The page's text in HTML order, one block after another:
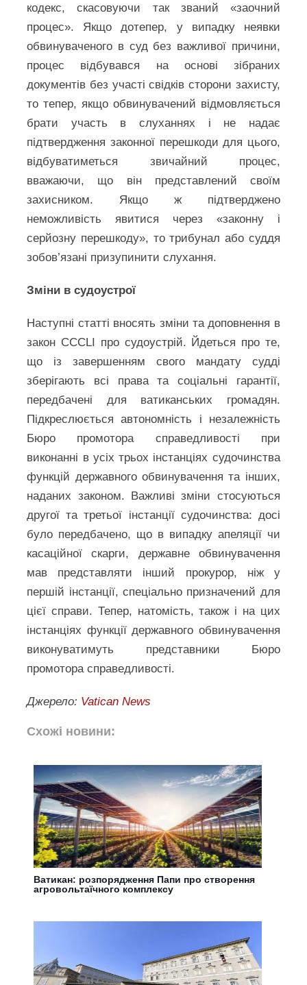
кодекс, скасовуючи так званий «заочний
процес». Якщо дотепер, у випадку неявки
обвинуваченого в суд без важливої причини,
процес відбувався на основі зібраних
документів без участі свідків сторони захисту,
то тепер, якщо обвинувачений відмовляється
брати участь в слуханнях і не надає
підтвердження законної перешкоди для цього,
відбуватиметься звичайний процес,
вважаючи, що він представлений своїм
захисником. Якщо ж підтверджено
неможливість явитися через «законну і
серйозну перешкоду», то трибунал або суддя
зобов’язані призупинити слухання.
Зміни в судоустрої
Наступні статті вносять зміни та доповнення в
закон CCCLI про судоустрій. Йдеться про те,
що із завершенням свого мандату судді
зберігають всі права та соціальні гарантії,
передбачені для ватиканських громадян.
Підкреслюється автономність і незалежність
Бюро промотора справедливості при
виконанні в усіх трьох інстанціях судочинства
функцій державного обвинувачення та інших,
наданих законом. Важливі зміни стосуються
другої та третьої інстанції судочинства: досі
було передбачено, що в випадку апеляції чи
касаційної скарги, державне обвинувачення
мав представляти інший прокурор, ніж у
першій інстанції, спеціально призначений для
цієї справи. Тепер, натомість, також і на цих
інстанціях функції державного обвинувачення
виконуватимуть представники Бюро
промотора справедливості.
Джерело: Vatican News
Схожі новини:
Ватикан: розпорядження Папи про створення
агровольтаїчного комплексу